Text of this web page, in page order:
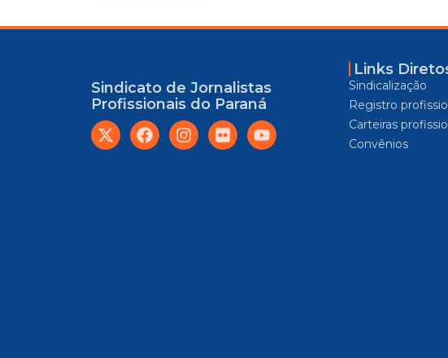
Sindicato de Jornalistas
Profissionais do Paraná
Links
Sindicalização
Registro
Carteiras
Convênios